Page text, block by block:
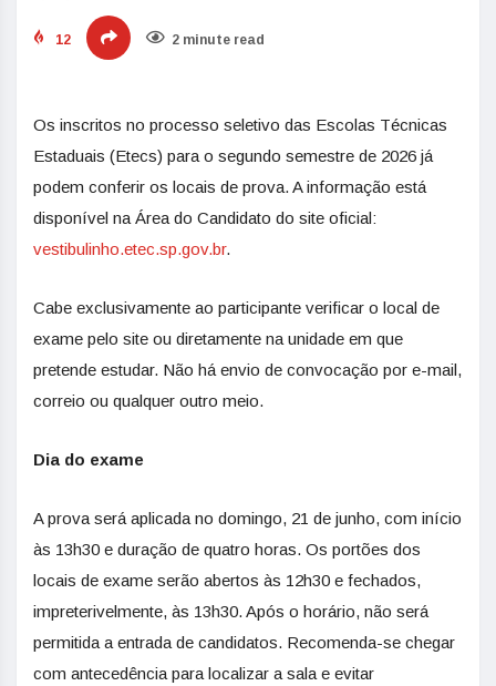
12 2 minute read
Os inscritos no processo seletivo das Escolas Técnicas
Estaduais (Etecs) para o segundo semestre de 2026 já
podem conferir os locais de prova. A informação está
disponível na Área do Candidato do site oficial:
vestibulinho.etec.sp.gov.br.
Cabe exclusivamente ao participante verificar o local de
exame pelo site ou diretamente na unidade em que
pretende estudar. Não há envio de convocação por e-mail,
correio ou qualquer outro meio.
Dia do exame
A prova será aplicada no domingo, 21 de junho, com início
às 13h30 e duração de quatro horas. Os portões dos
locais de exame serão abertos às 12h30 e fechados,
impreterivelmente, às 13h30. Após o horário, não será
permitida a entrada de candidatos. Recomenda-se chegar
com antecedência para localizar a sala e evitar